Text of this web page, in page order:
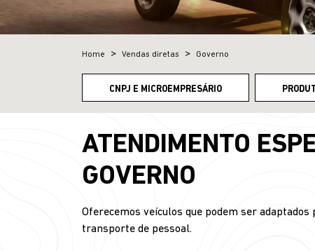
Home Vendas diretas Governo
CNPJ E MICROEMPRESÁRIO
ATENDIMENTO
GOVERNO
Oferecemos veículos que podem ser
transporte de pessoal.